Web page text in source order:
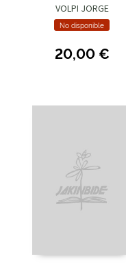
VOLPI JORGE
No disponible
20,00 €